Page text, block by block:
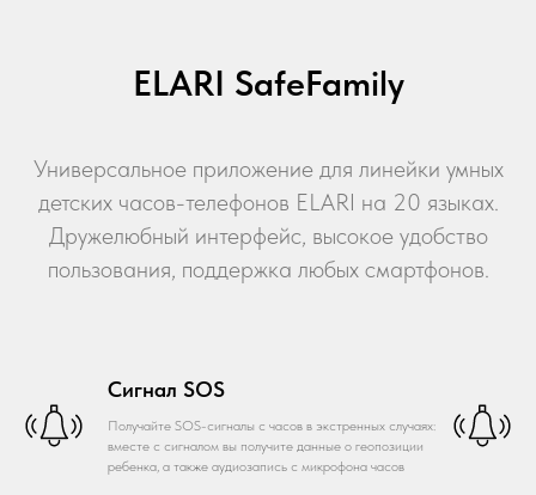
ELARI SafeFamily
Универсальное приложение для линейки умных
детских часов-телефонов ELARI на 20 языках.
Дружелюбный интерфейс, высокое удобство
пользования, поддержка любых смартфонов.
Сигнал SOS
Получайте SOS-сигналы с часов в экстренных случаях:
вместе с сигналом вы получите данные о геопозиции
ребенка, а также аудиозапись с микрофона часов